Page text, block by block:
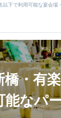
以下で利用可能な宴会場
橋・有
能なパ